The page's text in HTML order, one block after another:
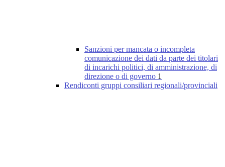
Sanzioni per mancata o incompleta
comunicazione dei dati da parte dei titolari
di incarichi politici, di amministrazione, di
direzione o di governo 1
Rendiconti gruppi consiliari regionali/provinciali